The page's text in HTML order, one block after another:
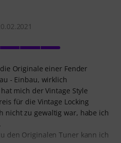
Originale einer Fender
- Einbau, wirklich
mich der Vintage Style
für die Vintage Locking
nicht zu gewaltig war, habe ich
den Originalen Tuner kann ich